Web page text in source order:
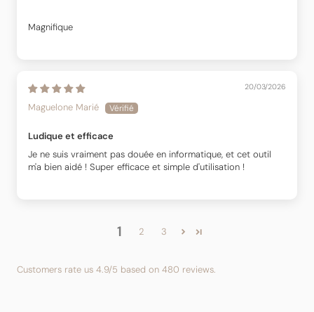
Magnifique
20/03/2026
Maguelone Marié
Ludique et efficace
Je ne suis vraiment pas douée en informatique, et cet outil
m'a bien aidé ! Super efficace et simple d'utilisation !
1 2 3
Customers rate us 4.9/5 based on 480 reviews.